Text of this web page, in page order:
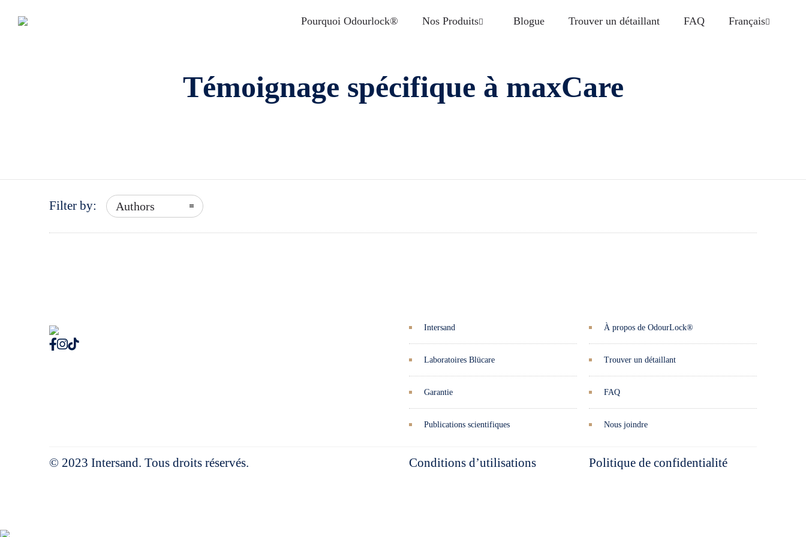
Pourquoi Odourlock® Nos Produits Blogue Trouver un détaillant FAQ Français
Témoignage spécifique à maxCare
Filter by: Authors
Intersand
Laboratoires Blücare
Garantie
Publications scientifiques
À propos de OdourLock®
Trouver un détaillant
FAQ
Nous joindre
© 2023 Intersand. Tous droits réservés. Conditions d’utilisations Politique de confidentialité